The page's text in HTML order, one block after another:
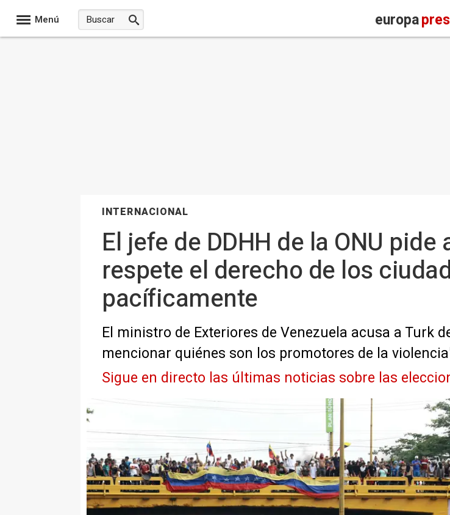
Menú europa
INTERNACIONAL
El jefe de DDHH de la ONU pide
respete el derecho de los
pacíficamente
El ministro de Exteriores de Venezuela acusa a Turk
mencionar quiénes son los promotores de la
Sigue en directo las últimas noticias sobre las